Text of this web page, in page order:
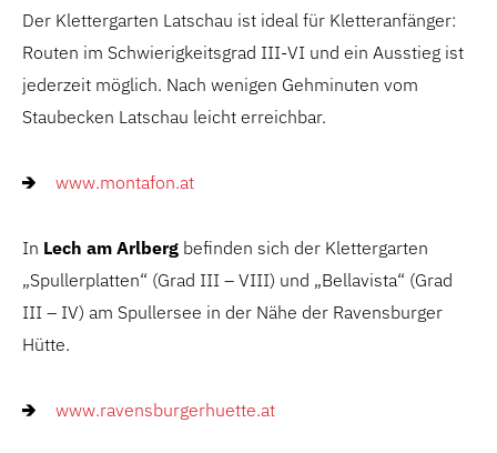
Der Klettergarten Latschau ist ideal für Kletteranfänger:
Routen im Schwierigkeitsgrad III-VI und ein Ausstieg ist
jederzeit möglich. Nach wenigen Gehminuten vom
Staubecken Latschau leicht erreichbar.
www.montafon.at
In Lech am Arlberg befinden sich der Klettergarten
„Spullerplatten“ (Grad III – VIII) und „Bellavista“ (Grad
III – IV) am Spullersee in der Nähe der Ravensburger
Hütte.
www.ravensburgerhuette.at